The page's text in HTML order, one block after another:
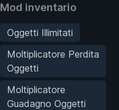
Mod inventario
Oggetti Illimitati
Moltiplicatore Perdita
Oggetti
Moltiplicatore
Guadagno Oggetti